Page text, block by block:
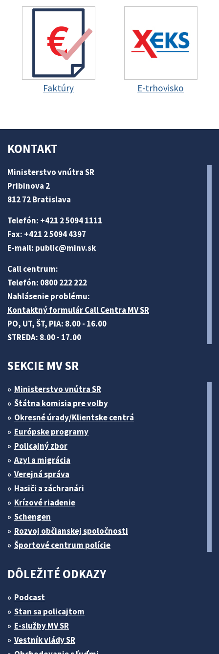
Faktúry E-trhovisko
KONTAKT
Ministerstvo vnútra SR
Pribinova 2
812 72 Bratislava
Telefón: +421 2 5094 1111
Fax: +421 2 5094 4397
E-mail: public@minv.sk
Call centrum:
Telefón: 0800 222 222
Nahlásenie problému:
Kontaktný formulár Call Centra MV SR
PO, UT, ŠT, PIA: 8.00 - 16.00
STREDA: 8.00 - 17.00
SEKCIE MV SR
Ministerstvo vnútra SR
Štátna komisia pre volby
Okresné úrady/Klientske centrá
Európske programy
Policajný zbor
Azyl a migrácia
Verejná správa
Hasiči a záchranári
Krízové riadenie
Schengen
Rozvoj občianskej spoločnosti
Športové centrum polície
DÔLEŽITÉ ODKAZY
Podcast
Stan sa policajtom
E-služby MV SR
Vestník vlády SR